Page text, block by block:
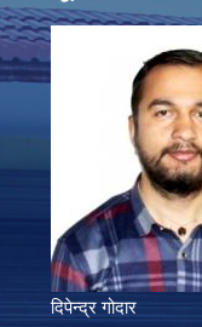
दिपेन्द्र गोदार